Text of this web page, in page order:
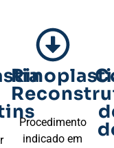
Procedimento
indicado em